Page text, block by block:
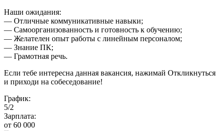
Наши ожидания:
— Отличные коммуникативные навыки;
— Самоорганизованность и готовность к обучению;
— Желателен опыт работы с линейным персоналом;
— Знание ПК;
— Грамотная речь.
Если тебе интересна данная вакансия, нажимай Откликнуться
и приходи на собеседование!
График:
5/2
Зарплата:
от 60 000